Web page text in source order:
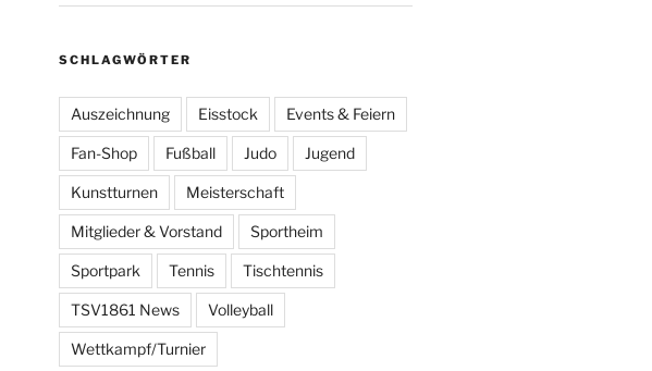
SCHLAGWÖRTER
Auszeichnung Eisstock Events & Feiern
Fan-Shop Fußball Judo Jugend
Kunstturnen Meisterschaft
Mitglieder & Vorstand Sportheim
Sportpark Tennis Tischtennis
TSV1861 News Volleyball
Wettkampf/Turnier